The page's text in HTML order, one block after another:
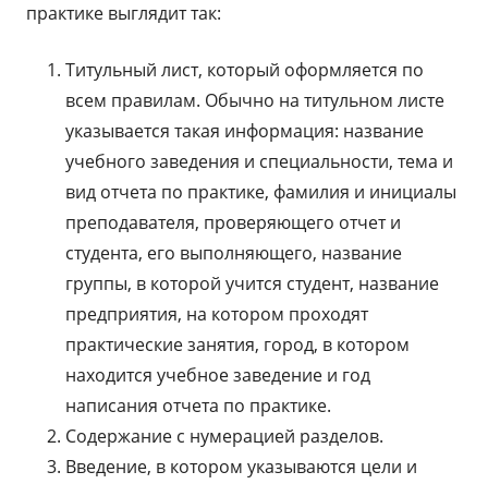
практике выглядит так:
Титульный лист, который оформляется по
всем правилам. Обычно на титульном листе
указывается такая информация: название
учебного заведения и специальности, тема и
вид отчета по практике, фамилия и инициалы
преподавателя, проверяющего отчет и
студента, его выполняющего, название
группы, в которой учится студент, название
предприятия, на котором проходят
практические занятия, город, в котором
находится учебное заведение и год
написания отчета по практике.
Содержание с нумерацией разделов.
Введение, в котором указываются цели и